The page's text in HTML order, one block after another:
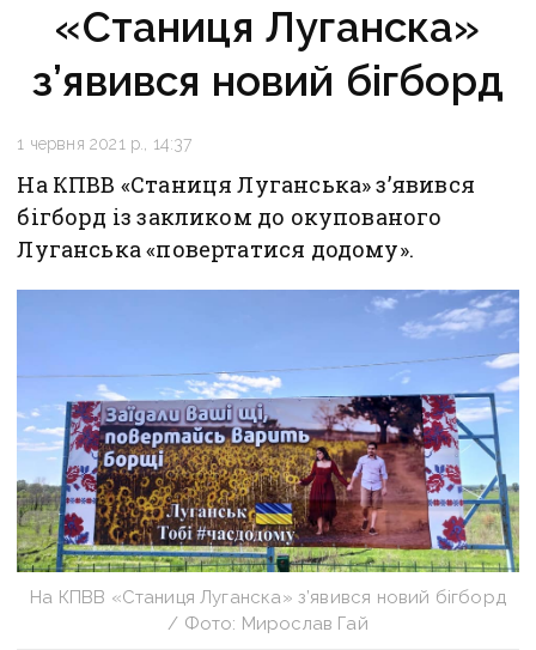
«Станиця Луганска»
з’явився новий бігборд
1 червня 2021 р., 14:37
На КПВВ «Станиця Луганська» з’явився
бігборд із закликом до окупованого
Луганська «повертатися додому».
На КПВВ «Станиця Луганска» з’явився новий бігборд
/ Фото: Мирослав Гай